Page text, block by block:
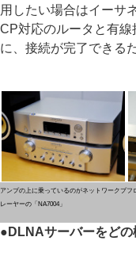
用したい場合はイーサ
CP対応のルータと有
に、接続が完了できる
アンプの上に乗っているのがネットワークプ
レーヤーの「NA7004」
フ
●DLNAサーバーをどの